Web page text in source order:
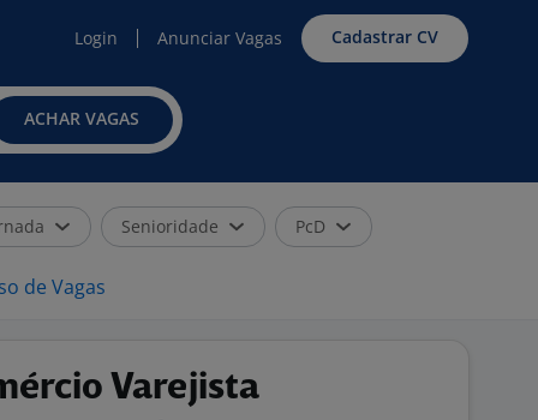
Login Anunciar Vagas Cadastrar CV
ACHAR VAGAS
Senioridade PcD
de Vagas
Varejista